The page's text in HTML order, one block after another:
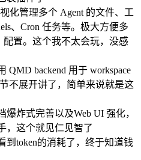
化管理多个 Agent 的文件、工
、Cron 任务等。极大方便多
配置。这个我不太会玩，没感
QMD backend 用于 workspace
不展开讲了，简单来说就是这
炸式完善以及Web UI 强化，
，这个就见仁见智了
到token的消耗了，终于知道钱